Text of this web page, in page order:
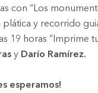
con “Los
plática y recorrido
19 horas “Imprime
y Darío Ramírez.
esperamos!